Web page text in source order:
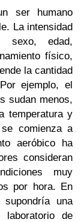
ser humano
La intensidad
sexo, edad,
físico,
la cantidad
ejemplo, el
sudan menos,
temperatura y
comienza a
aeróbico ha
consideran
muy
por hora. En
una
de